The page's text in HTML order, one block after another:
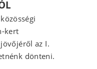
kert
az I.
dönteni.